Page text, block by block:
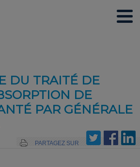
DU TRAITÉ DE
DE
PAR GÉNÉRALE
PARTAGEZ SUR